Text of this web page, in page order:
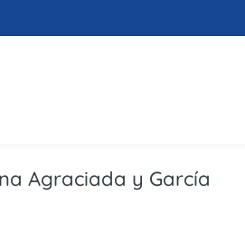
Agraciada y García